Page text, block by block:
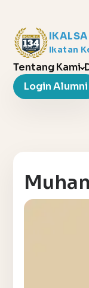
IKALSA
Ikatan
Tentang Kami
Login Alumni